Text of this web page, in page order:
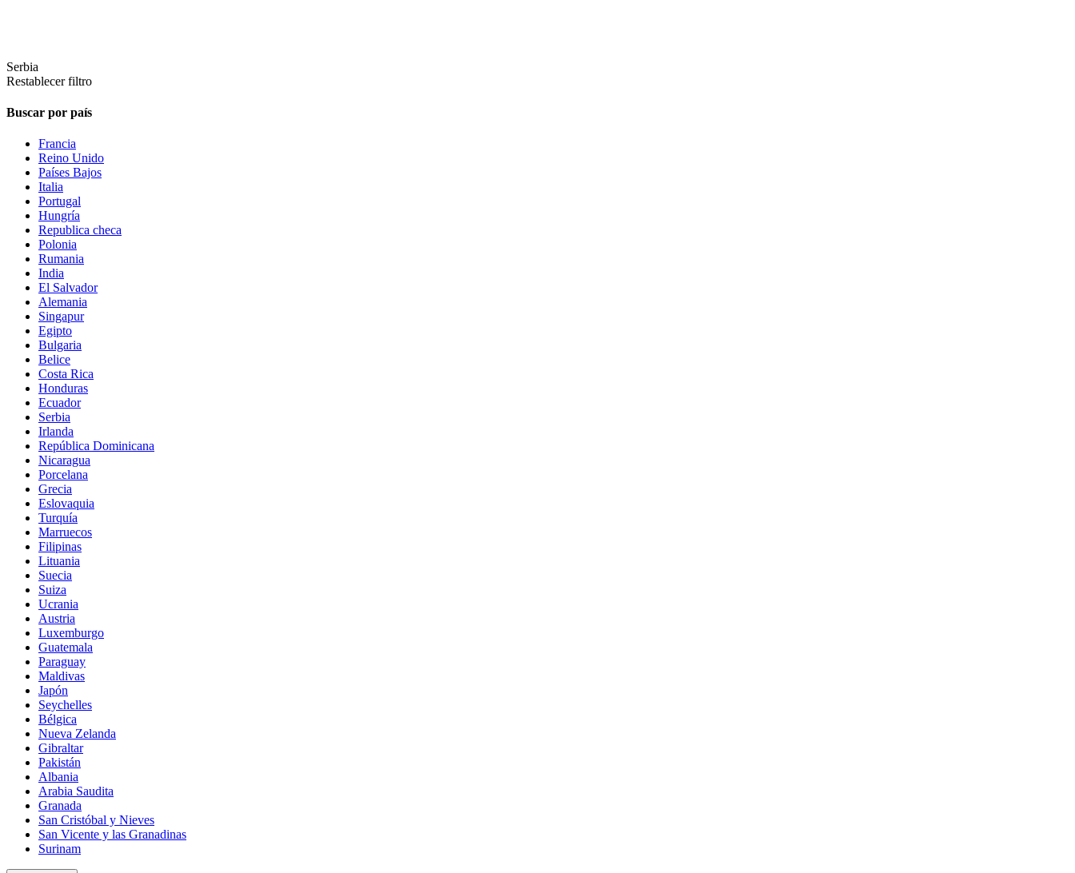
Serbia
Restablecer filtro
Buscar por país
Francia
Reino Unido
Países Bajos
Italia
Portugal
Hungría
Republica checa
Polonia
Rumania
India
El Salvador
Alemania
Singapur
Egipto
Bulgaria
Belice
Costa Rica
Honduras
Ecuador
Serbia
Irlanda
República Dominicana
Nicaragua
Porcelana
Grecia
Eslovaquia
Turquía
Marruecos
Filipinas
Lituania
Suecia
Suiza
Ucrania
Austria
Luxemburgo
Guatemala
Paraguay
Maldivas
Japón
Seychelles
Bélgica
Nueva Zelanda
Gibraltar
Pakistán
Albania
Arabia Saudita
Granada
San Cristóbal y Nieves
San Vicente y las Granadinas
Surinam